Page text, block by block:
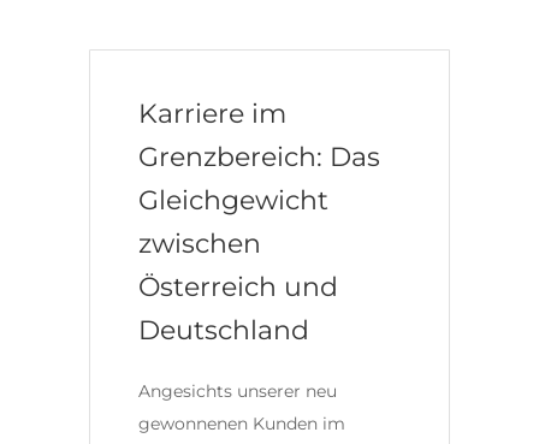
Karriere im
Grenzbereich: Das
Gleichgewicht
zwischen
Österreich und
Deutschland
Angesichts unserer neu
gewonnenen Kunden im